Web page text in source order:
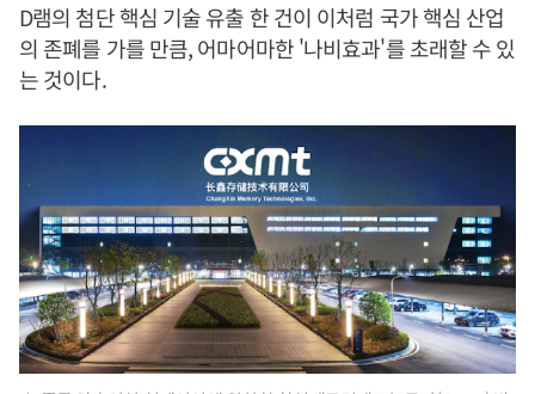
D램의 첨단 핵심 기술 유출 한 건이 이처럼 국가 핵심 산업
의 존폐를 가를 만큼, 어마어마한 '나비효과'를 초래할 수 있
는 것이다.